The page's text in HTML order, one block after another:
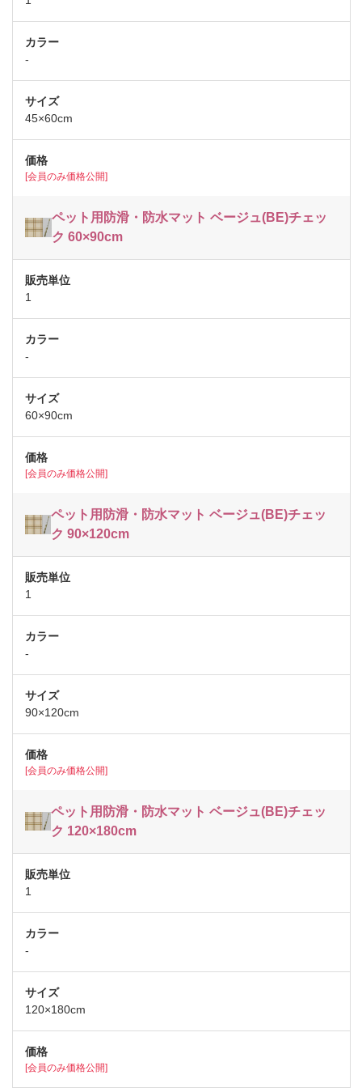
-
45×60cm
[会員のみ価格公開]
ペット用防滑・防水マット ベージュ(BE)チェッ
ク 60×90cm
1
-
60×90cm
[会員のみ価格公開]
ペット用防滑・防水マット ベージュ(BE)チェッ
ク 90×120cm
1
-
90×120cm
[会員のみ価格公開]
ペット用防滑・防水マット ベージュ(BE)チェッ
ク 120×180cm
1
-
120×180cm
[会員のみ価格公開]